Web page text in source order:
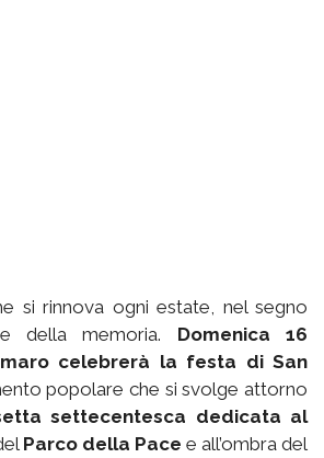
si rinnova ogni estate, nel segno
della memoria. Domenica 16
celebrerà la festa di San
popolare che si svolge attorno
settecentesca dedicata al
Parco della Pace e all’ombra del